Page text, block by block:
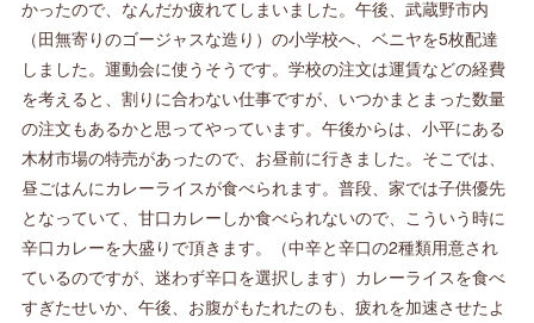
かったので、なんだか疲れてしまいました。午後、武蔵野市内
（田無寄りのゴージャスな造り）の小学校へ、ベニヤを5枚配達
しました。運動会に使うそうです。学校の注文は運賃などの経費
を考えると、割りに合わない仕事ですが、いつかまとまった数量
の注文もあるかと思ってやっています。午後からは、小平にある
木材市場の特売があったので、お昼前に行きました。そこでは、
昼ごはんにカレーライスが食べられます。普段、家では子供優先
となっていて、甘口カレーしか食べられないので、こういう時に
辛口カレーを大盛りで頂きます。（中辛と辛口の2種類用意され
ているのですが、迷わず辛口を選択します）カレーライスを食べ
すぎたせいか、午後、お腹がもたれたのも、疲れを加速させたよ